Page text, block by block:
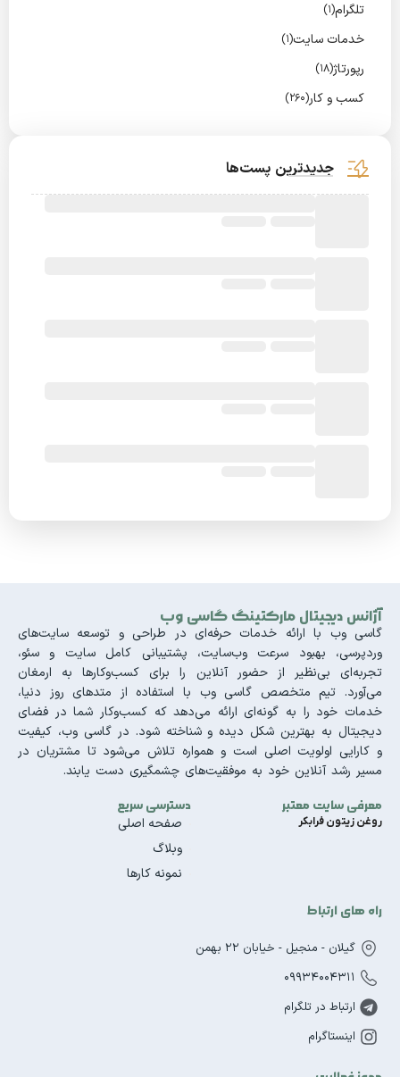
تلگرام(1)
خدمات سایت(1)
رپورتاژ(18)
کسب و کار(260)
جدیدترین پست‌ها
آژانس دیجیتال مارکتینگ گاسی وب
گاسی وب با ارائه خدمات حرفه‌ای در طراحی و توسعه سایت‌های
وردپرسی، بهبود سرعت وب‌سایت، پشتیبانی کامل سایت و سئو،
تجربه‌ای بی‌نظیر از حضور آنلاین را برای کسب‌وکارها به ارمغان
می‌آورد. تیم متخصص گاسی وب با استفاده از متدهای روز دنیا،
خدمات خود را به گونه‌ای ارائه می‌دهد که کسب‌وکار شما در فضای
دیجیتال به بهترین شکل دیده و شناخته شود. در گاسی وب، کیفیت
و کارایی اولویت اصلی است و همواره تلاش می‌شود تا مشتریان در
مسیر رشد آنلاین خود به موفقیت‌های چشمگیری دست یابند.
معرفی سایت معتبر
روغن زیتون فرابکر
دسترسی سریع
صفحه اصلی
وبلاگ
نمونه کارها
راه های ارتباط
گیلان - منجیل - خیابان 22 بهمن
09934004311
ارتباط در تلگرام
اینستاگرام